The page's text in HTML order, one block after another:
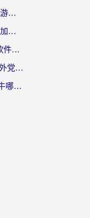
ChickCN VPN好用吗？和奇游手游VPN对比哪个回国效果更好？海外党亲测实用指南
海外党必看：PC VPN+回国加速器怎么选？无缝访问国内资源全攻略
海外党别踩坑！iOS破解版软件不可靠？教你选对回国加速器无缝看国内资源
雷神手游和快喵好用吗？海外党亲测5款回国加速器，附斧牛Bling对比+微信视频号解决办法
海外党纠结ChickCN和小黑牛哪个好？一篇帮你选对回国加速器的实用指南